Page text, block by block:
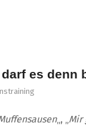
es denn
„, „Mir